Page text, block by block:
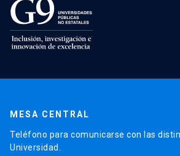
MESA CENTRAL
Teléfono para comunicarse con las
Universidad.